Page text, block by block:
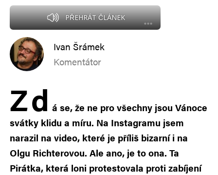
PŘEHRÁT ČLÁNEK
Ivan Šrámek
Komentátor
Zd á se, že ne pro všechny jsou Vánoce
svátky klidu a míru. Na Instagramu jsem
narazil na video, které je příliš bizarní i na
Olgu Richterovou. Ale ano, je to ona. Ta
Pirátka, která loni protestovala proti zabíjení